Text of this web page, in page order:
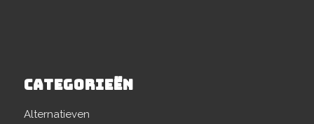
CATEGORIEËN
Alternatieven